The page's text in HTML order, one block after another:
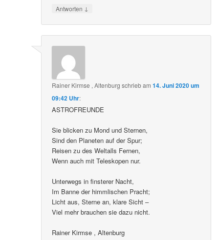
Antworten ↓
Rainer Kirmse , Altenburg schriebam14. Juni 2020 um
09:42 Uhr:
ASTROFREUNDE
Sie blicken zu Mond und Sternen,
Sind den Planeten auf der Spur;
Reisen zu des Weltalls Fernen,
Wenn auch mit Teleskopen nur.
Unterwegs in finsterer Nacht,
Im Banne der himmlischen Pracht;
Licht aus, Sterne an, klare Sicht –
Viel mehr brauchen sie dazu nicht.
Rainer Kirmse , Altenburg